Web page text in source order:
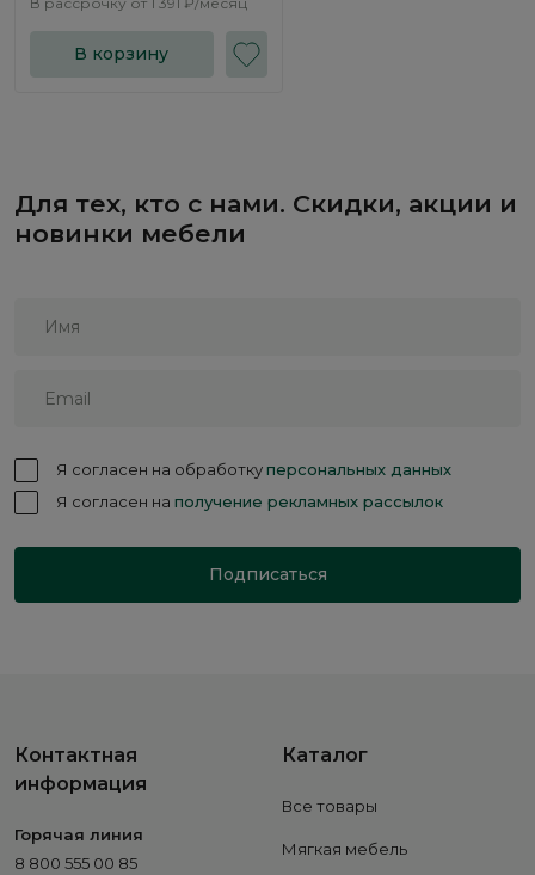
В корзину
Для тех, кто с нами. Скидки, акции и
новинки мебели
Я согласен на обработкуперсональных данных
Я согласен на получение рекламных рассылок
Подписаться
Контактная
информация
Горячая линия
8 800 555 00 85
Каталог
Все товары
Мягкая мебель